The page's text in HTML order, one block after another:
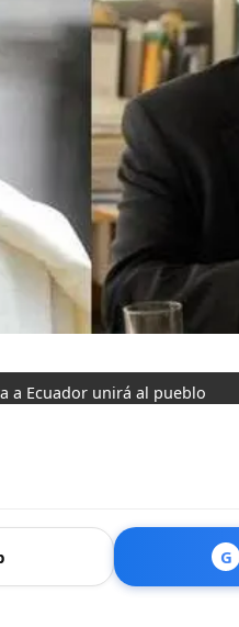
a Ecuador unirá al pueblo
G